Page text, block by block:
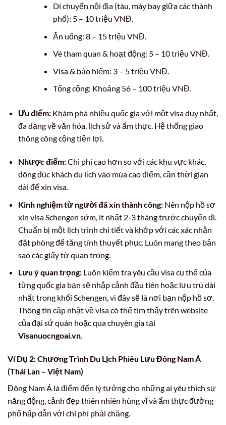
Di chuyển nội địa (tàu, máy bay giữa các thành
phố): 5 – 10 triệu VNĐ.
Ăn uống: 8 – 15 triệu VNĐ.
Vé tham quan & hoạt động: 5 – 10 triệu VNĐ.
Visa & bảo hiểm: 3 – 5 triệu VNĐ.
Tổng cộng: Khoảng 56 – 100 triệu VNĐ.
Ưu điểm:Khám phá nhiều quốc gia với một visa duy nhất,
đa dạng về văn hóa, lịch sử và ẩm thực. Hệ thống giao
thông công cộng tiện lợi.
Nhược điểm:Chi phí cao hơn so với các khu vực khác,
đông đúc khách du lịch vào mùa cao điểm, cần thời gian
dài để xin visa.
Kinh nghiệm từ người đã xin thành công:Nên nộp hồ sơ
xin visa Schengen sớm, ít nhất 2-3 tháng trước chuyến đi.
Chuẩn bị một lịch trình chi tiết và khớp với các xác nhận
đặt phòng để tăng tính thuyết phục. Luôn mang theo bản
sao các giấy tờ quan trọng.
Lưu ý quan trọng:Luôn kiểm tra yêu cầu visa cụ thể của
từng quốc gia bạn sẽ nhập cảnh đầu tiên hoặc lưu trú dài
nhất trong khối Schengen, vì đây sẽ là nơi bạn nộp hồ sơ.
Thông tin cập nhật về visa có thể tìm thấy trên website
của đại sứ quán hoặc qua chuyên gia tại
Visanuocngoai.vn.
Ví Dụ 2: Chương Trình Du Lịch Phiêu Lưu Đông Nam Á
(Thái Lan – Việt Nam)
Đông Nam Á là điểm đến lý tưởng cho những ai yêu thích sự
năng động, cảnh đẹp thiên nhiên hùng vĩ và ẩm thực đường
phố hấp dẫn với chi phí phải chăng.